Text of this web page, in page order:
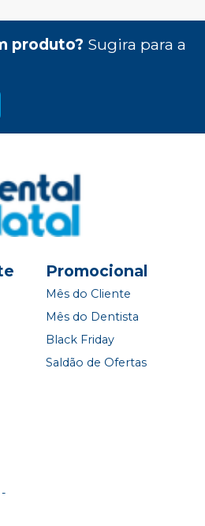
produto? Sugira para a
Promocional
Mês do Cliente
Mês do Dentista
Black Friday
Saldão de Ofertas